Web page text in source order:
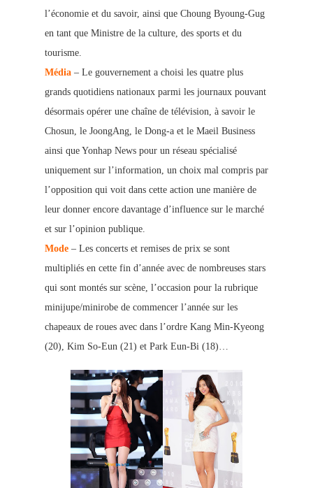
l’économie et du savoir, ainsi que Choung Byoung-Gug
en tant que Ministre de la culture, des sports et du
tourisme.
Média – Le gouvernement a choisi les quatre plus
grands quotidiens nationaux parmi les journaux pouvant
désormais opérer une chaîne de télévision, à savoir le
Chosun, le JoongAng, le Dong-a et le Maeil Business
ainsi que Yonhap News pour un réseau spécialisé
uniquement sur l’information, un choix mal compris par
l’opposition qui voit dans cette action une manière de
leur donner encore davantage d’influence sur le marché
et sur l’opinion publique.
Mode – Les concerts et remises de prix se sont
multipliés en cette fin d’année avec de nombreuses stars
qui sont montés sur scène, l’occasion pour la rubrique
minijupe/minirobe de commencer l’année sur les
chapeaux de roues avec dans l’ordre Kang Min-Kyeong
(20), Kim So-Eun (21) et Park Eun-Bi (18)…